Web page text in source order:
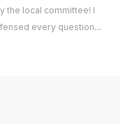
the local committee! I
every question
very happy!! As a